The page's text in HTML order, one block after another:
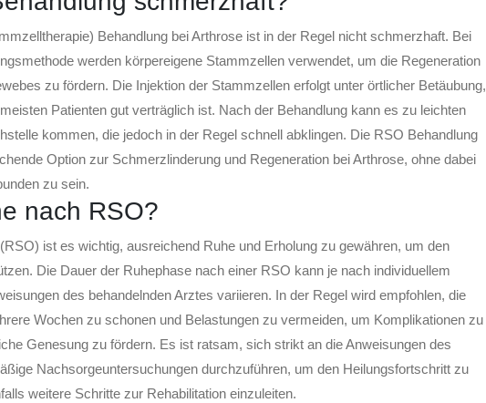
Behandlung bei Arthrose ist in der Regel nicht schmerzhaft. Bei
werden körpereigene Stammzellen verwendet, um die Regeneration
zu fördern. Die Injektion der Stammzellen erfolgt unter örtlicher Betäubung,
Patienten gut verträglich ist. Nach der Behandlung kann es zu leichten
kommen, die jedoch in der Regel schnell abklingen. Die RSO Behandlung
Option zur Schmerzlinderung und Regeneration bei Arthrose, ohne dabei
zu sein.
nach RSO?
ist es wichtig, ausreichend Ruhe und Erholung zu gewähren, um den
Die Dauer der Ruhephase nach einer RSO kann je nach individuellem
des behandelnden Arztes variieren. In der Regel wird empfohlen, die
Wochen zu schonen und Belastungen zu vermeiden, um Komplikationen zu
Genesung zu fördern. Es ist ratsam, sich strikt an die Anweisungen des
Nachsorgeuntersuchungen durchzuführen, um den Heilungsfortschritt zu
weitere Schritte zur Rehabilitation einzuleiten.